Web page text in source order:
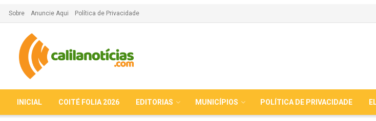
Sobre Anuncie Aqui Política de Privacidade
INICIAL COITÉ FOLIA 2026 EDITORIAS MUNICÍPIOS POLÍTICA DE PRIVACIDADE